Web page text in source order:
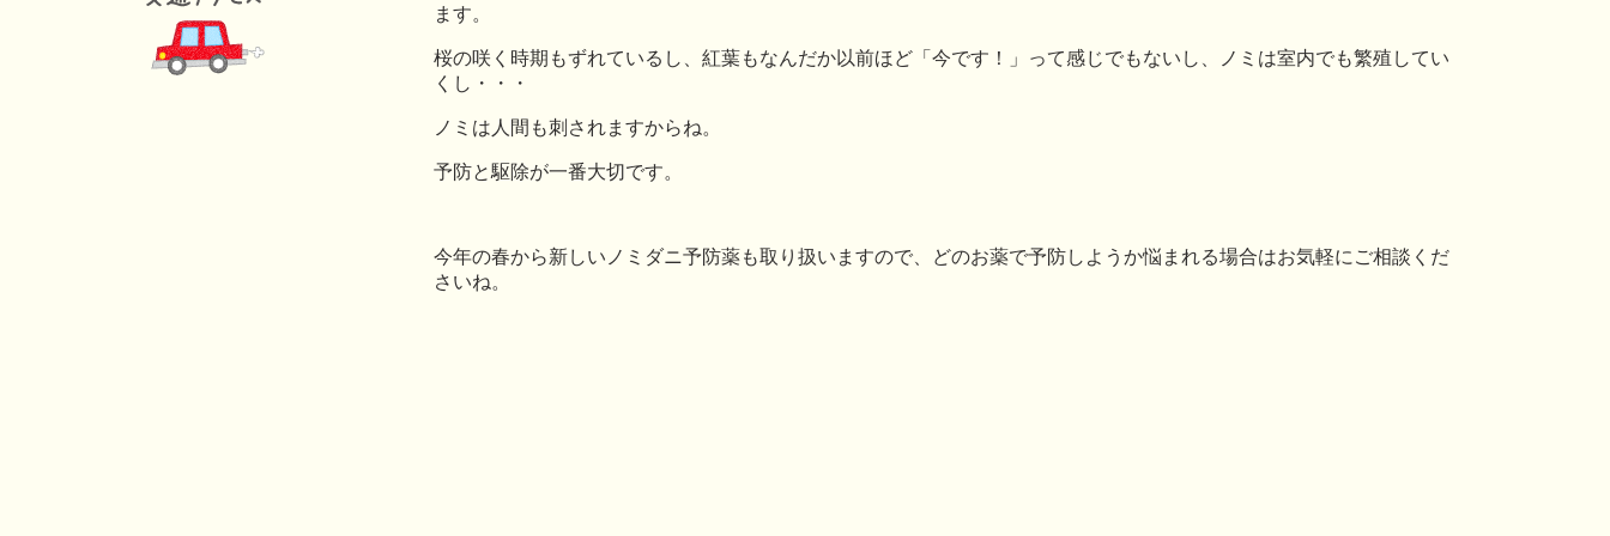
ます。
桜の咲く時期もずれているし、紅葉もなんだか以前ほど「今です！」って感じでもないし、ノミは室内でも繁殖してい
くし・・・
ノミは人間も刺されますからね。
予防と駆除が一番大切です。
今年の春から新しいノミダニ予防薬も取り扱いますので、どのお薬で予防しようか悩まれる場合はお気軽にご相談くだ
さいね。